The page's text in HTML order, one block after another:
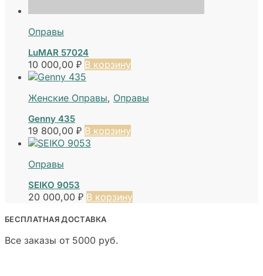
Оправы
LuMAR 57024
10 000,00 ₽ В корзину
Женские Оправы, Оправы
Genny 435
19 800,00 ₽ В корзину
Оправы
SEIKO 9053
20 000,00 ₽ В корзину
БЕСПЛАТНАЯ ДОСТАВКА
Все заказы от 5000 руб.